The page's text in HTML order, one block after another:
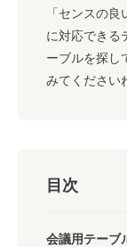
「センスの
に対応できる
ーブルを探し
みてください
目次
会議用テーブ